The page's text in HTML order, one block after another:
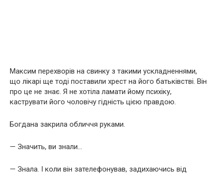
Максим перехворів на свинку з такими ускладненнями,
що лікарі ще тоді поставили хрест на його батьківстві. Він
про це не знає. Я не хотіла ламати йому психіку,
каструвати його чоловічу гідність цією правдою.
Богдана закрила обличчя руками.
— Значить, ви знали…
— Знала. І коли він зателефонував, задихаючись від